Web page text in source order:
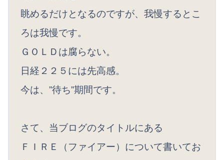
眺めるだけとなるのですが、我慢するとこ
ろは我慢です。
ＧＯＬＤは腐らない。
日経２２５には先高感。
今は、”待ち”期間です。
さて、当ブログのタイトルにある
ＦＩＲＥ（ファイアー）について書いてお